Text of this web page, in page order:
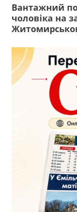
Вантажний
чоловіка на